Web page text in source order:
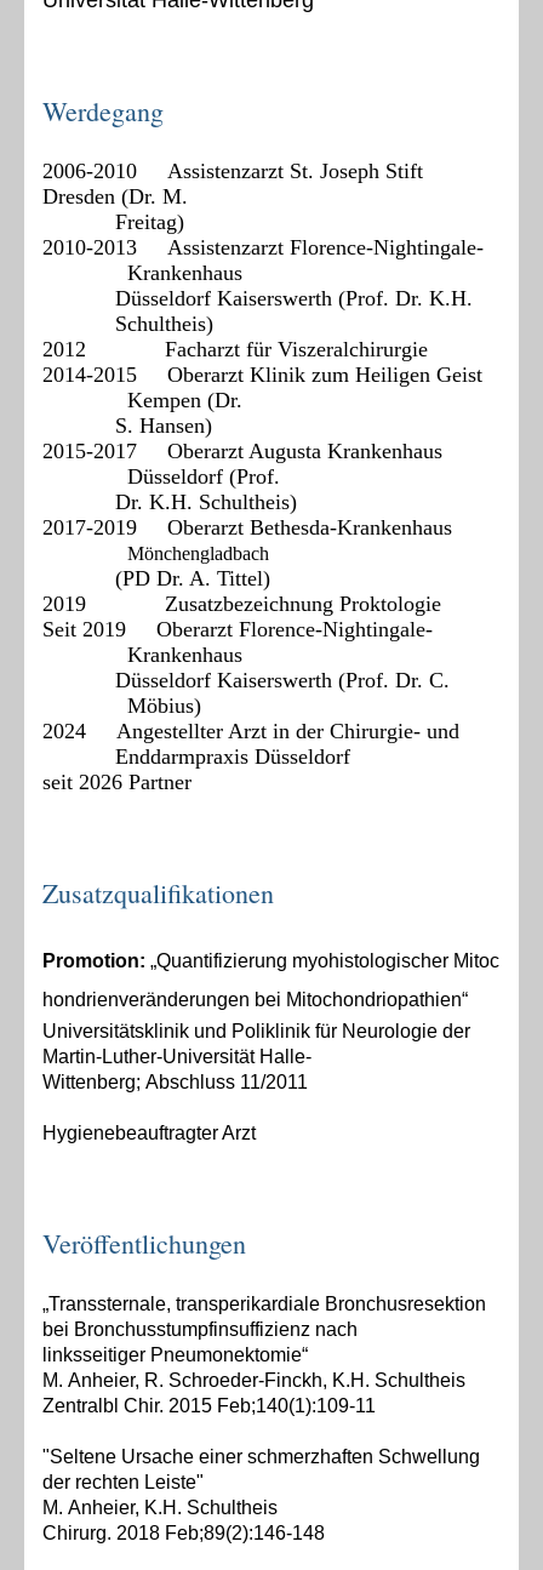
Werdegang
2006-2010 Assistenzarzt St. Joseph Stift
Dresden (Dr. M.
Freitag)
2010-2013 Assistenzarzt Florence-Nightingale-
Krankenhaus
Düsseldorf Kaiserswerth (Prof. Dr. K.H.
Schultheis)
2012 Facharzt für Viszeralchirurgie
2014-2015 Oberarzt Klinik zum Heiligen Geist
Kempen (Dr.
S. Hansen)
2015-2017 Oberarzt Augusta Krankenhaus
Düsseldorf (Prof.
Dr. K.H. Schultheis)
2017-2019 Oberarzt Bethesda-Krankenhaus
Mönchengladbach
(PD Dr. A. Tittel)
2019 Zusatzbezeichnung Proktologie
Seit 2019 Oberarzt Florence-Nightingale-
Krankenhaus
Düsseldorf Kaiserswerth (Prof. Dr. C.
Möbius)
2024 Angestellter Arzt in der Chirurgie- und
Enddarmpraxis Düsseldorf
seit 2026 Partner
Zusatzqualifikationen
Promotion: „Quantifizierung myohistologischer Mitoc
hondrienveränderungen bei Mitochondriopathien“
Universitätsklinik und Poliklinik für Neurologie der
Martin-Luther-Universität Halle-
Wittenberg; Abschluss 11/2011
Hygienebeauftragter Arzt
Veröffentlichungen
„Transsternale, transperikardiale Bronchusresektion
bei Bronchusstumpfinsuffizienz nach
linksseitiger Pneumonektomie“
M. Anheier, R. Schroeder-Finckh, K.H. Schultheis
Zentralbl Chir. 2015 Feb;140(1):109-11
"Seltene Ursache einer schmerzhaften Schwellung
der rechten Leiste"
M. Anheier, K.H. Schultheis
Chirurg. 2018 Feb;89(2):146-148